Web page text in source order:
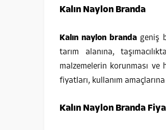
Kalın Naylon Branda
Kalın naylon branda geniş
tarım alanına,
malzemelerin korunması
fiyatları, kullanım
Kalın Naylon Branda